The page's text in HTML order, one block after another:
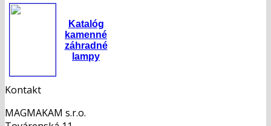
Katalóg
kamenné
záhradné
lampy
Kontakt
MAGMAKAM s.r.o.